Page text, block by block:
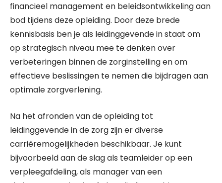
financieel management en beleidsontwikkeling aan
bod tijdens deze opleiding. Door deze brede
kennisbasis ben je als leidinggevende in staat om
op strategisch niveau mee te denken over
verbeteringen binnen de zorginstelling en om
effectieve beslissingen te nemen die bijdragen aan
optimale zorgverlening.
Na het afronden van de opleiding tot
leidinggevende in de zorg zijn er diverse
carrièremogelijkheden beschikbaar. Je kunt
bijvoorbeeld aan de slag als teamleider op een
verpleegafdeling, als manager van een